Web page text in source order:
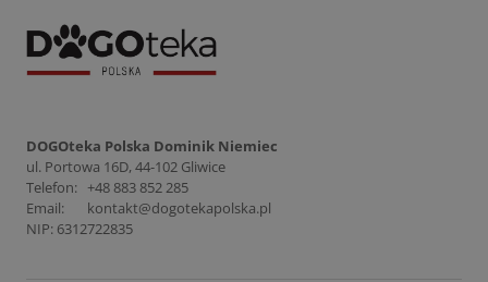
DOGOteka Polska Dominik Niemiec
ul. Portowa 16D, 44-102 Gliwice
Telefon: +48 883 852 285
Email:
kontakt@dogotekapolska.pl
NIP: 6312722835